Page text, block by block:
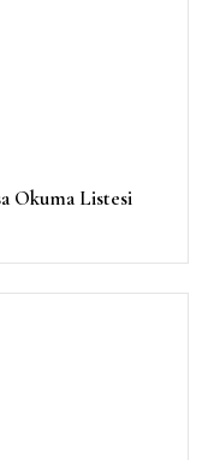
Okuma Listesi